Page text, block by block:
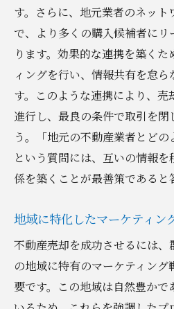
アフターフォローの
桐生市新里町新川で不動
っておきたい重要ポイン
売却前に知っておく
行政手続きとその最
税制上の注意点と節税
地元の生活環境に関
周辺施設やインフラ
す。さらに、地元業者のネット
で、より多くの購入候補者にリ
ります。効果的な連携を築く
ィングを行い、情報共有を怠
す。このような連携により、売
進行し、最良の条件で取引を閉
う。「地元の不動産業者とどの
という質問には、互いの情報
係を築くことが最善策であると
地域に特化したマーケティン
不動産売却を成功させるには
の地域に特有のマーケティン
要です。この地域は自然豊かで